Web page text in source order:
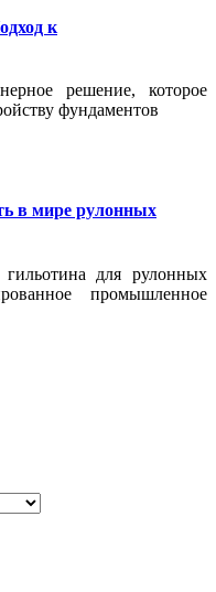
к
решение, которое
фундаментов
в мире рулонных
для рулонных
промышленное